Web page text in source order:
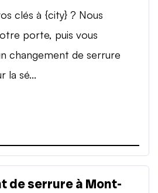
clés à {city} ? Nous
porte, puis vous
changement de serrure
la sé...
de serrure à Mont-